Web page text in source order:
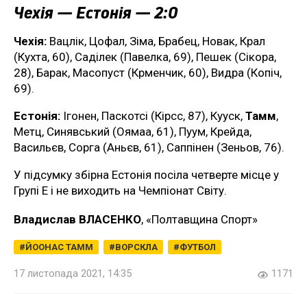
Чехія — Естонія — 2:0
Чехія: Вацлік, Цофал, Зіма, Брабец, Новак, Крал
(Кухта, 60), Саділек (Павелка, 69), Пешек (Сікора,
28), Барак, Масопуст (Крменчик, 60), Видра (Копіч,
69).
Естонія: Ігонен, Паскотсі (Кірсс, 87), Кууск, Тамм,
Метц, Синявський (Оямаа, 61), Пуум, Крейда,
Васильєв, Сорга (Аньєв, 61), Саппінен (Зеньов, 76).
У підсумку збірна Естонія посіла четверте місце у
Групі Е і не виходить на Чемпіонат Світу.
Владислав ВЛАСЕНКО, «Полтавщина Спорт»
ЙООНАС ТАММ ВОРСКЛА ФУТБОЛ
17 листопада 2021, 14:35 1171